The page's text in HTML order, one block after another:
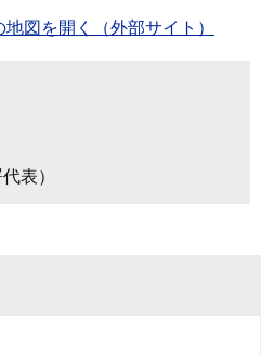
図を開く（外部サイト）
表）